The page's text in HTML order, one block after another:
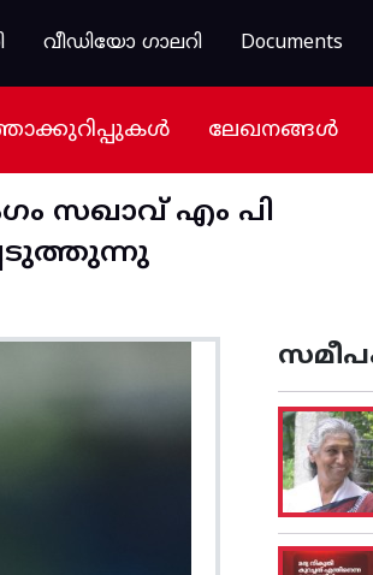
വീഡിയോ ഗാലറി Documents
ലേഖനങ്ങൾ
സഖാവ് എം പി